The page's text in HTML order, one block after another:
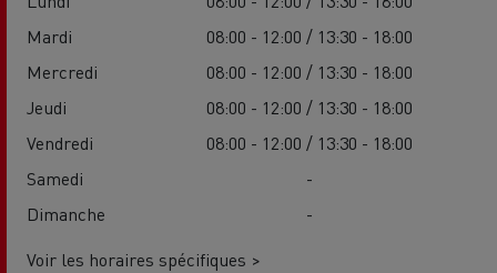
Mardi
08:00 - 12:00 / 13:30 - 18:00
Mercredi
08:00 - 12:00 / 13:30 - 18:00
Jeudi
08:00 - 12:00 / 13:30 - 18:00
Vendredi
08:00 - 12:00 / 13:30 - 18:00
Samedi
-
Dimanche
-
Voir les horaires spécifiques >